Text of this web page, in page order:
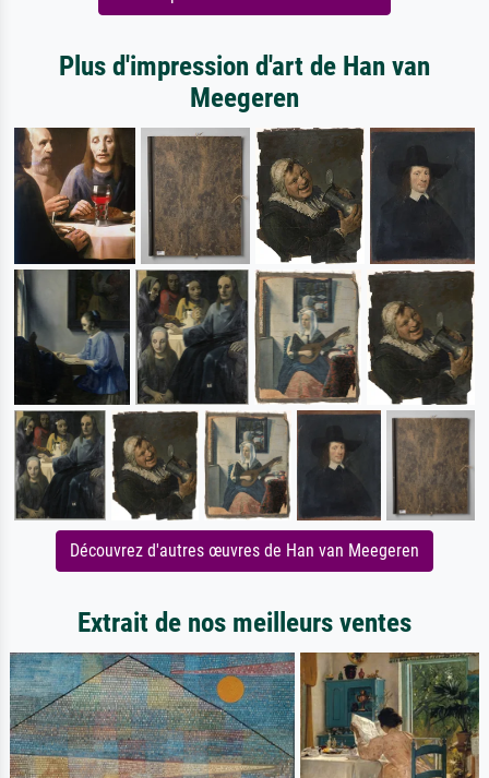
Plus d'impression d'art de Han van
Meegeren
Découvrez d'autres œuvres de Han van Meegeren
Extrait de nos meilleurs ventes